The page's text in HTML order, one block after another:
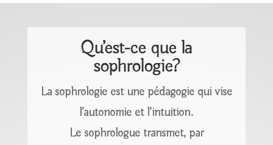
Qu’est-ce que la
sophrologie?
La sophrologie est une pédagogie qui vise
l’autonomie et l’intuition.
Le sophrologue transmet, par